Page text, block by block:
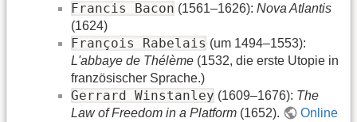
Francis Bacon (1561–1626): Nova Atlantis
(1624)
François Rabelais (um 1494–1553):
L'abbaye de Thélème (1532, die erste Utopie in
französischer Sprache.)
Gerrard Winstanley (1609–1676): The
Law of Freedom in a Platform (1652). Online